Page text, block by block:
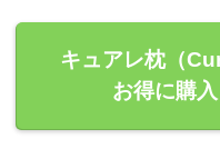
キュアレ枕（
お得に購